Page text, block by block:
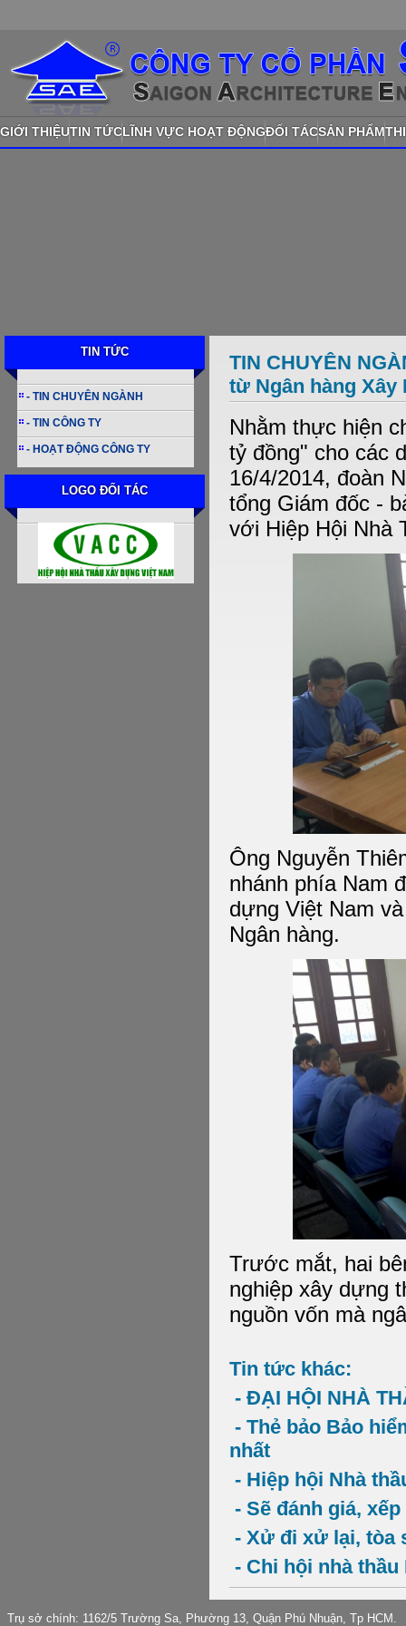
GIỚI THIỆUTIN TỨCLĨNH VỰC HOẠT ĐỘNGĐỐI TÁCSẢN PHẨM
TIN TỨC
- TIN CHUYÊN NGÀNH
- TIN CÔNG TY
- HOẠT ĐỘNG CÔNG TY
LOGO ĐỐI TÁC
TIN CHUYÊN
từ Ngân hàng Xây
Nhằm thực hiện
tỷ đồng" cho các
16/4/2014, đoàn
tổng Giám đốc -
với Hiệp Hội Nhà
Ông Nguyễn
nhánh phía Nam
dựng Việt Nam
Ngân hàng.
Trước mắt, hai
nghiệp xây dựng
nguồn vốn mà
Tin tức khác:
- ĐẠI HỘI NHÀ
- Thẻ bảo Bảo
nhất
- Hiệp hội Nhà
- Sẽ đánh giá,
- Xử đi xử lại, tòa
- Chi hội nhà
Trụ sở chính: 1162/5 Trường Sa, Phường 13, Quận Phú Nhuận, Tp HCM.